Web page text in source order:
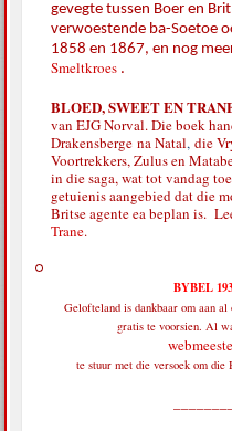
gevegte tussen Boer en
verwoestende ba-Soetoe
1858 en 1867, en nog
Smeltkroes .
BLOED, SWEET EN
van EJG Norval. Die boek
Drakensbergena Natal,die
Voortrekkers, Zulus en
in die saga, wat tot vandag
getuienis aangebied dat die
Britse agente ea beplan is.
Trane.
BYBEL
Gelofteland is dankbaar om aan
gratis te voorsien. Al
te stuur met die versoek om die